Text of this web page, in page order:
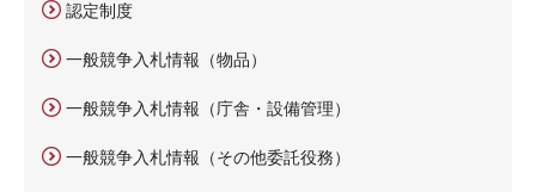
認定制度
一般競争入札情報（物品）
一般競争入札情報（庁舎・設備管理）
一般競争入札情報（その他委託役務）